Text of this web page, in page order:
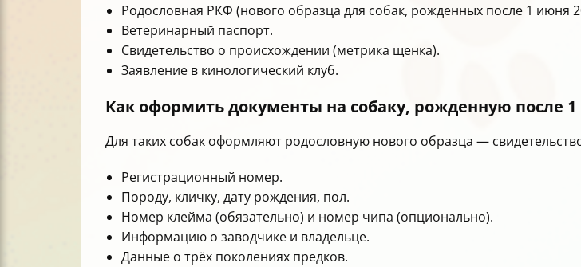
Родословная РКФ (нового образца для собак, рожденных после 1 июня
Ветеринарный паспорт.
Свидетельство о происхождении (метрика щенка).
Заявление в кинологический клуб.
Как оформить документы на собаку, рожденную после 1
Для таких собак оформляют родословную нового образца —
Регистрационный номер.
Породу, кличку, дату рождения, пол.
Номер клейма (обязательно) и номер чипа (опционально).
Информацию о заводчике и владельце.
Данные о трёх поколениях предков.